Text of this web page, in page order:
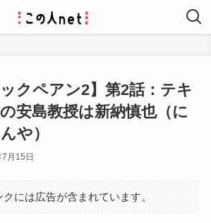
ックペアン2】第2話：テキ
安島教授は新納慎也（に
や）
月15日
には広告が含まれています。